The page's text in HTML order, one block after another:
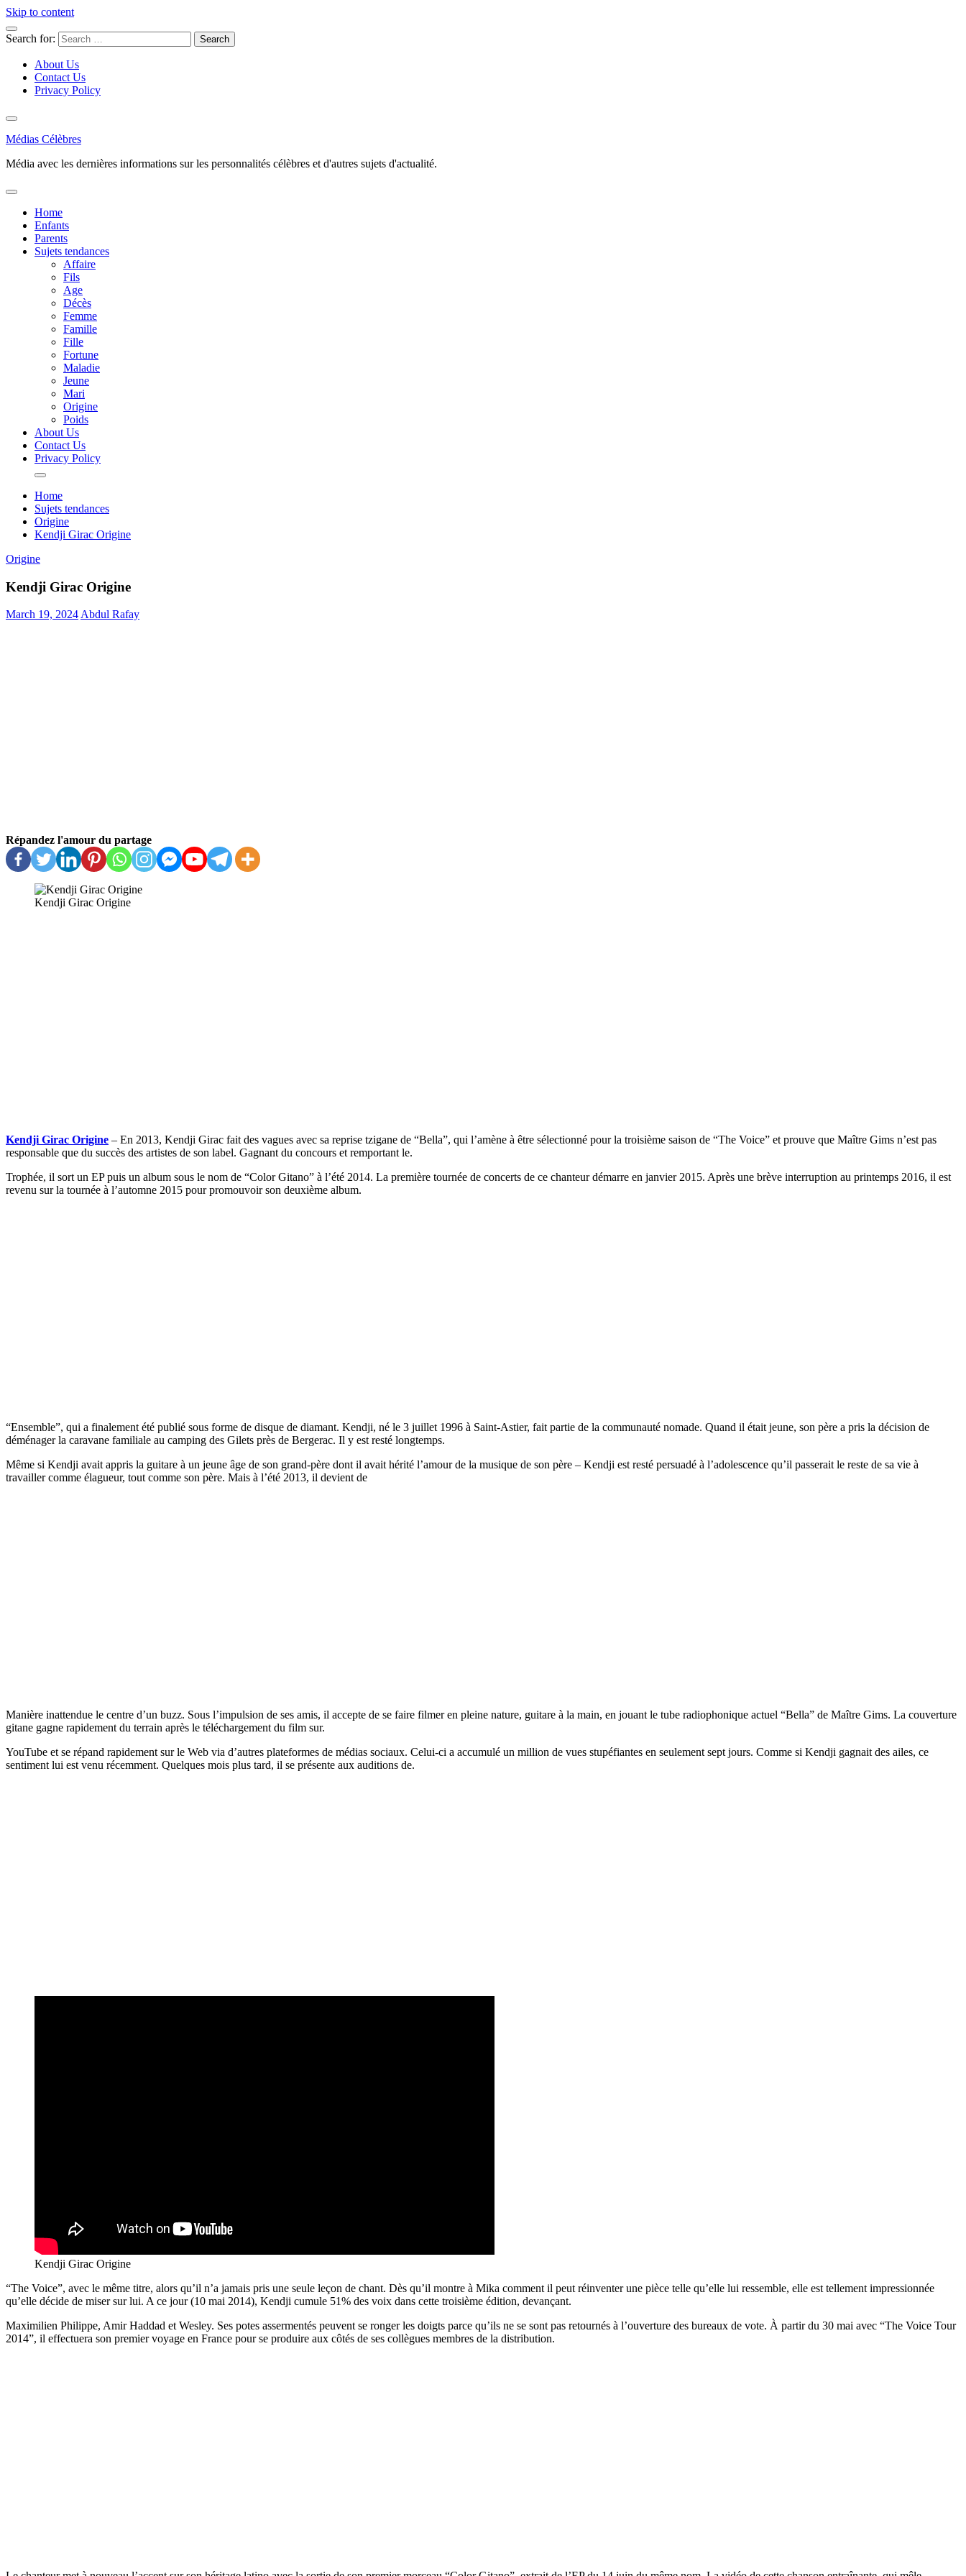
Skip to content
Search for:
About Us
Contact Us
Privacy Policy
Médias Célèbres
Média avec les dernières informations sur les personnalités célèbres et d'autres sujets d'actualité.
Home
Enfants
Parents
Sujets tendances
Affaire
Fils
Age
Décès
Femme
Famille
Fille
Fortune
Maladie
Jeune
Mari
Origine
Poids
About Us
Contact Us
Privacy Policy
Home
Sujets tendances
Origine
Kendji Girac Origine
Origine
Kendji Girac Origine
March 19, 2024Abdul Rafay
Répandez l'amour du partage
Kendji Girac Origine
Kendji Girac Origine – En 2013, Kendji Girac fait des vagues avec sa reprise tzigane de “Bella”, qui l’amène à être sélectionné pour la troisième saison de “The Voice” et prouve que Maître Gims n’est pas
responsable que du succès des artistes de son label. Gagnant du concours et remportant le.
Trophée, il sort un EP puis un album sous le nom de “Color Gitano” à l’été 2014. La première tournée de concerts de ce chanteur démarre en janvier 2015. Après une brève interruption au printemps 2016, il est
revenu sur la tournée à l’automne 2015 pour promouvoir son deuxième album.
“Ensemble”, qui a finalement été publié sous forme de disque de diamant. Kendji, né le 3 juillet 1996 à Saint-Astier, fait partie de la communauté nomade. Quand il était jeune, son père a pris la décision de
déménager la caravane familiale au camping des Gilets près de Bergerac. Il y est resté longtemps.
Même si Kendji avait appris la guitare à un jeune âge de son grand-père dont il avait hérité l’amour de la musique de son père – Kendji est resté persuadé à l’adolescence qu’il passerait le reste de sa vie à
travailler comme élagueur, tout comme son père. Mais à l’été 2013, il devient de
Manière inattendue le centre d’un buzz. Sous l’impulsion de ses amis, il accepte de se faire filmer en pleine nature, guitare à la main, en jouant le tube radiophonique actuel “Bella” de Maître Gims. La couverture
gitane gagne rapidement du terrain après le téléchargement du film sur.
YouTube et se répand rapidement sur le Web via d’autres plateformes de médias sociaux. Celui-ci a accumulé un million de vues stupéfiantes en seulement sept jours. Comme si Kendji gagnait des ailes, ce
sentiment lui est venu récemment. Quelques mois plus tard, il se présente aux auditions de.
Kendji Girac Origine
“The Voice”, avec le même titre, alors qu’il n’a jamais pris une seule leçon de chant. Dès qu’il montre à Mika comment il peut réinventer une pièce telle qu’elle lui ressemble, elle est tellement impressionnée
qu’elle décide de miser sur lui. A ce jour (10 mai 2014), Kendji cumule 51% des voix dans cette troisième édition, devançant.
Maximilien Philippe, Amir Haddad et Wesley. Ses potes assermentés peuvent se ronger les doigts parce qu’ils ne se sont pas retournés à l’ouverture des bureaux de vote. À partir du 30 mai avec “The Voice Tour
2014”, il effectuera son premier voyage en France pour se produire aux côtés de ses collègues membres de la distribution.